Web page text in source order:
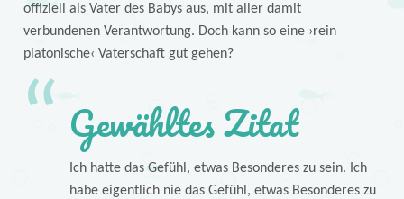
offiziell als Vater des Babys aus, mit aller damit
verbundenen Verantwortung. Doch kann so eine ›rein
platonische‹ Vaterschaft gut gehen?
Gewähltes Zitat
Ich hatte das Gefühl, etwas Besonderes zu sein. Ich
habe eigentlich nie das Gefühl, etwas Besonderes zu